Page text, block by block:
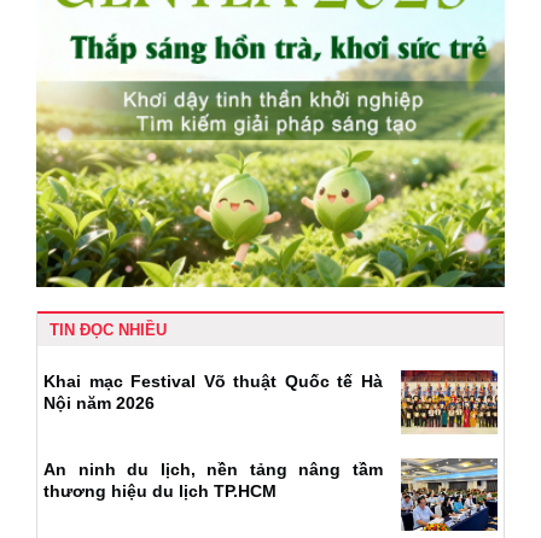
TIN ĐỌC NHIỀU
Khai mạc Festival Võ thuật Quốc tế Hà
Nội năm 2026
An ninh du lịch, nền tảng nâng tầm
thương hiệu du lịch TP.HCM